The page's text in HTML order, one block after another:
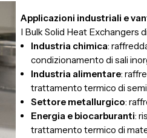
Applicazioni industriali e
I Bulk Solid Heat Exchangers
Industria chimica:
condizionamento di sali
Industria alimentare:
trattamento termico di semi
Settore metallurgico:
Energia e biocarburanti:
trattamento termico di